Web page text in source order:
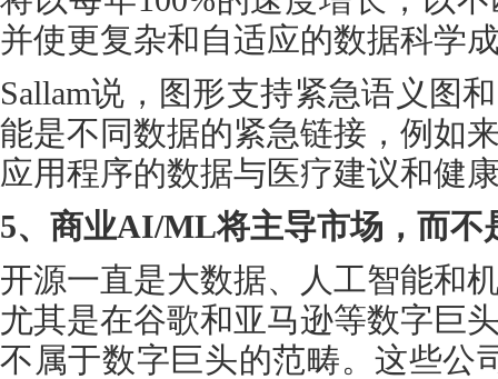
并使更复杂和自适应的数据科学
Sallam说，图形支持紧急语义图
能是不同数据的紧急链接，例如
应用程序的数据与医疗建议和健
5、商业AI/ML将主导市场，而不
开源一直是大数据、人工智能和
尤其是在谷歌和亚马逊等数字巨
不属于数字巨头的范畴。这些公